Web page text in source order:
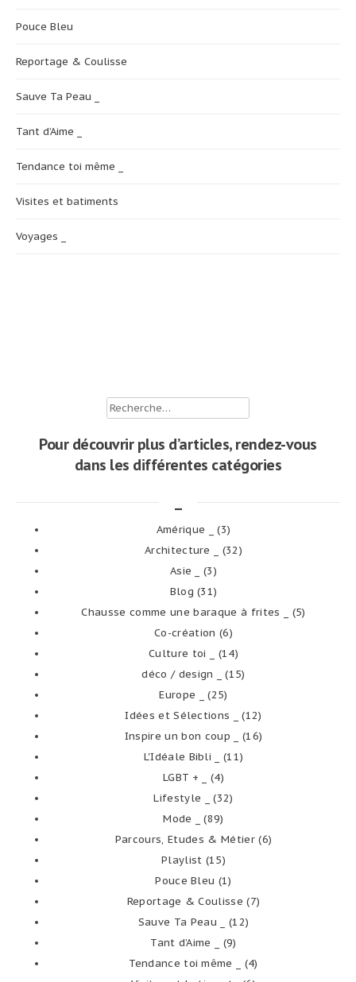
Pouce Bleu
Reportage & Coulisse
Sauve Ta Peau _
Tant d’Aime _
Tendance toi même _
Visites et batiments
Voyages _
Rechercher :
Pour découvrir plus d’articles, rendez-vous
dans les différentes catégories
Amérique _
(3)
Architecture _
(32)
Asie _
(3)
Blog (31)
Chausse comme une baraque à frites _
(5)
Co-création (6)
Culture toi _
(14)
déco / design _
(15)
Europe _
(25)
Idées et Sélections _
(12)
Inspire un bon coup _
(16)
L'Idéale Bibli _
(11)
LGBT + _
(4)
Lifestyle _
(32)
Mode _
(89)
Parcours, Etudes & Métier(6)
Playlist (15)
Pouce Bleu (1)
Reportage & Coulisse (7)
Sauve Ta Peau _
(12)
Tant d’Aime _
(9)
Tendance toi même _
(4)